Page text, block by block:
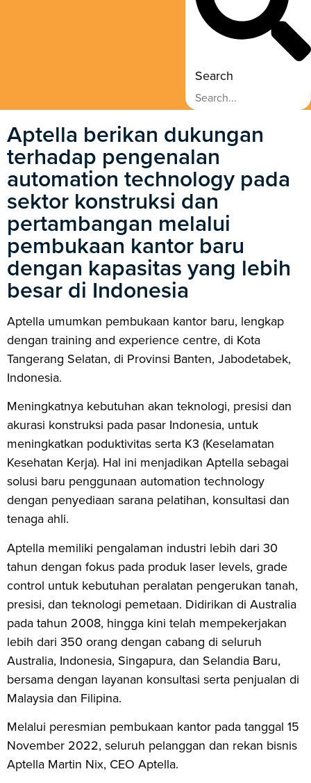
Search
Aptella berikan dukungan
terhadap pengenalan
automation technology pada
sektor konstruksi dan
pertambangan melalui
pembukaan kantor baru
dengan kapasitas yang lebih
besar di Indonesia
Aptella umumkan pembukaan kantor baru, lengkap
dengan training and experience centre, di Kota
Tangerang Selatan, di Provinsi Banten, Jabodetabek,
Indonesia.
Meningkatnya kebutuhan akan teknologi, presisi dan
akurasi konstruksi pada pasar Indonesia, untuk
meningkatkan poduktivitas serta K3 (Keselamatan
Kesehatan Kerja). Hal ini menjadikan Aptella sebagai
solusi baru penggunaan automation technology
dengan penyediaan sarana pelatihan, konsultasi dan
tenaga ahli.
Aptella memiliki pengalaman industri lebih dari 30
tahun dengan fokus pada produk laser levels, grade
control untuk kebutuhan peralatan pengerukan tanah,
presisi, dan teknologi pemetaan. Didirikan di Australia
pada tahun 2008, hingga kini telah mempekerjakan
lebih dari 350 orang dengan cabang di seluruh
Australia, Indonesia, Singapura, dan Selandia Baru,
bersama dengan layanan konsultasi serta penjualan di
Malaysia dan Filipina.
Melalui peresmian pembukaan kantor pada tanggal 15
November 2022, seluruh pelanggan dan rekan bisnis
Aptella Martin Nix, CEO Aptella.